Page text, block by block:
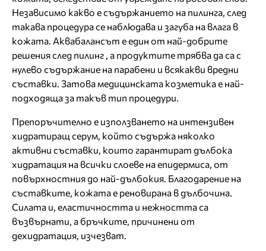
Независимо какво е съдържанието на пилинга, след
такава процедура се наблюдава и загуба на влага в
кожата. Аквабалансът е един от най-добрите
решения след пилинг , а продуктите трябва да са с
нулево съдържание на парабени и всякакви вредни
съставки. Затова медицинската козметика е най-
подходяща за такъв тип процедури.
Препоръчително е използването на интензивен
хидратиращ серум, който съдържа няколко
активни съставки, които гарантират дълбока
хидратация на всички слоеве на епидермиса, от
повърхностния до най-дълбокия. Благодарение на
съставките, кожата е реновирана в дълбочина.
Силата и, еластичността и нежността са
възвърнати, а бръчките, причинени от
дехидратация, изчезват.